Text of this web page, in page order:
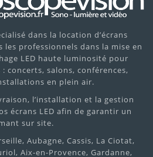
dans la location d’écrans
les professionnels dans la mise en
LED haute luminosité pour
concerts, salons, conférences,
en plein air.
l’installation et la gestion
écrans LED afin de garantir un
sur site.
Aubagne, Cassis, La Ciotat,
Aix-en-Provence, Gardanne,